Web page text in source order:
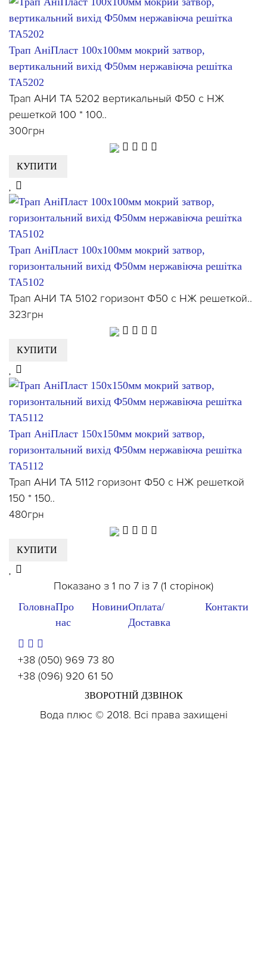
Трап АніПласт 100x100мм мокрий затвор,
вертикальний вихід Ф50мм нержавіюча решітка
ТА5202
Трап АНИ ТА 5202 вертикальный Ф50 с НЖ
решеткой 100 * 100..
300грн
КУПИТИ
Трап АніПласт 100x100мм мокрий затвор,
горизонтальний вихід Ф50мм нержавіюча решітка
ТА5102
Трап АНИ ТА 5102 горизонт Ф50 с НЖ решеткой..
323грн
КУПИТИ
Трап АніПласт 150x150мм мокрий затвор,
горизонтальний вихід Ф50мм нержавіюча решітка
ТА5112
Трап АНИ ТА 5112 горизонт Ф50 с НЖ решеткой
150 * 150..
480грн
КУПИТИ
Показано з 1 по 7 із 7 (1 сторінок)
ГоловнаПро
нас
НовиниОплата/
Доставка
Контакти
+38 (050) 969 73 80
+38 (096) 920 61 50
ЗВОРОТНІЙ ДЗВІНОК
Вода плюс © 2018. Всі права захищені